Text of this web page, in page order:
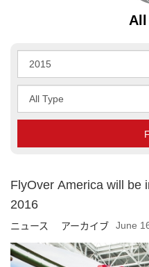
All
Year
Type
FlyOver America will be
2016
ニュース アーカイブ June